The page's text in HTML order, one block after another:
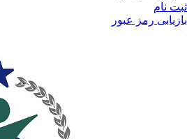
ثبت نام
بازیابی رمز عبور